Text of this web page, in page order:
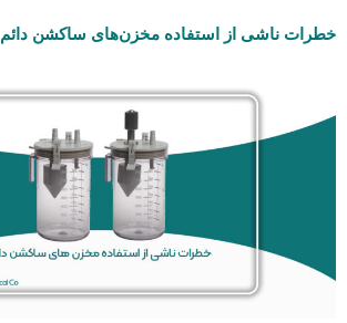
خطرات ناشی از استفاده مخزن‌های ساکشن دائم